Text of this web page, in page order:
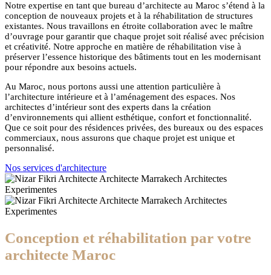
Notre expertise en tant que bureau d’architecte au Maroc s’étend à la
conception de nouveaux projets et à la réhabilitation de structures
existantes. Nous travaillons en étroite collaboration avec le maître
d’ouvrage pour garantir que chaque projet soit réalisé avec précision
et créativité. Notre approche en matière de réhabilitation vise à
préserver l’essence historique des bâtiments tout en les modernisant
pour répondre aux besoins actuels.
Au Maroc, nous portons aussi une attention particulière à
l’architecture intérieure et à l’aménagement des espaces. Nos
architectes d’intérieur sont des experts dans la création
d’environnements qui allient esthétique, confort et fonctionnalité.
Que ce soit pour des résidences privées, des bureaux ou des espaces
commerciaux, nous assurons que chaque projet est unique et
personnalisé.
Nos services d'architecture
Conception et réhabilitation par votre
architecte Maroc